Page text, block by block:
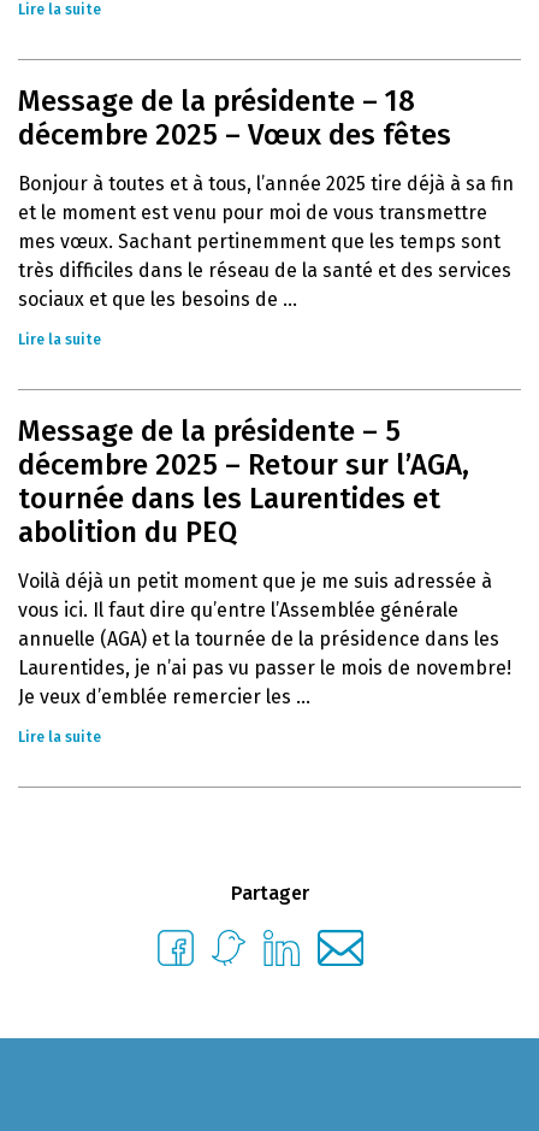
Lire la suite
Message de la présidente – 18
décembre 2025 – Vœux des fêtes
Bonjour à toutes et à tous, l’année 2025 tire déjà à sa fin
et le moment est venu pour moi de vous transmettre
mes vœux. Sachant pertinemment que les temps sont
très difficiles dans le réseau de la santé et des services
sociaux et que les besoins de ...
Lire la suite
Message de la présidente – 5
décembre 2025 – Retour sur l’AGA,
tournée dans les Laurentides et
abolition du PEQ
Voilà déjà un petit moment que je me suis adressée à
vous ici. Il faut dire qu’entre l’Assemblée générale
annuelle (AGA) et la tournée de la présidence dans les
Laurentides, je n’ai pas vu passer le mois de novembre!
Je veux d’emblée remercier les ...
Lire la suite
Partager